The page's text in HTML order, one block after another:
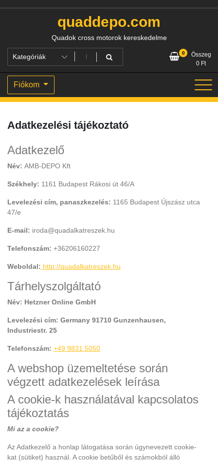
quaddepo.com
Quadok cross motorok kereskedelme
0
Összeg
0 Ft
Fiókom
Adatkezelési tájékoztató
Adatkezelő
Név: AMB-DEPO Kft
Székhely: 1161 Budapest Rákosi út 46/A
Levelezési cím, panaszkezelés: 1165 Budapest Újszász utca
47/e
E-mail: iroda@quadalkatreszek.hu
Telefonszám: +36206160227
Weboldal: http://quadalkatreszek.hu
Tárhelyszolgáltató
Név: Hetzner Online GmbH
Levelezési cím: Germany 91710 Gunzenhausen,
Industriestr. 25
Telefonszám: +49 9831 5050
A webshop üzemeltetése során
végzett adatkezelések leírása
A cookie-k használatával kapcsolatos
tájékoztatás
Mi az a cookie?
Az Adatkezelő a honlap látogatása során úgynevezett cookie-
kat (sütiket) használ. A cookie betűből és számokból álló